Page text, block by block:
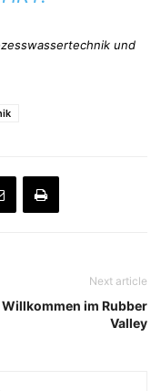
und
Next article
Willkommen im Rubber
Valley